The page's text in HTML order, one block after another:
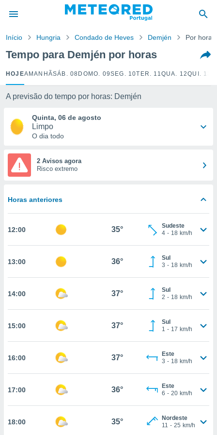
da
foi
as
fornecidas
forma
digital
recolhidas
permite-
de alta
a
o
como
e
CONFIGURAÇÕES
Início Hungria Condado de Heves Demjén Por horas
Tempo para Demjén por horas
HOJEAMANHÃSÁB. 08 DOMO. 09SEG. 10TER. 11QUA. 12QUI. 13
A previsão do tempo por horas: Demjén
Quinta, 06 de agosto
Limpo
O dia todo
2 Avisos agora
Risco extremo
Horas anteriores
12:00 35°
Sudeste
4 - 18 km/h
13:00 36°
Sul
3 - 18 km/h
14:00 37°
Sul
2 - 18 km/h
15:00 37°
Sul
1 - 17 km/h
16:00 37°
Este
3 - 18 km/h
17:00 36°
Este
6 - 20 km/h
18:00 35°
Nordeste
11 - 25 km/h